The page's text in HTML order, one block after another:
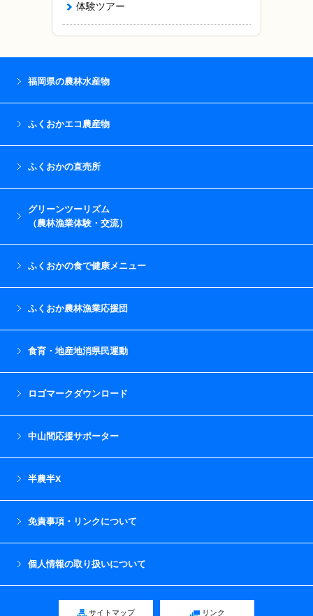
体験ツアー
福岡県の農林水産物
ふくおかエコ農産物
ふくおかの直売所
グリーンツーリズム
（農林漁業体験・交流）
ふくおかの食で健康メニュー
ふくおか農林漁業応援団
食育・地産地消県民運動
ロゴマークダウンロード
中山間応援サポーター
半農半X
免責事項・リンクについて
個人情報の取り扱いについて
サイトマップ リンク